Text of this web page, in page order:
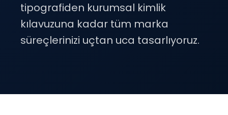
tipografiden kurumsal kimlik
kılavuzuna kadar tüm marka
süreçlerinizi uçtan uca tasarlıyoruz.